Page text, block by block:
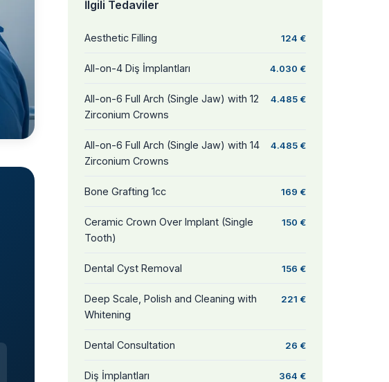
İlgili Tedaviler
Aesthetic Filling 124 €
All-on-4 Diş İmplantları 4.030 €
All-on-6 Full Arch (Single Jaw) with 12
Zirconium Crowns
4.485 €
All-on-6 Full Arch (Single Jaw) with 14
Zirconium Crowns
4.485 €
Bone Grafting 1cc 169 €
Ceramic Crown Over Implant (Single
Tooth)
150 €
Dental Cyst Removal 156 €
Deep Scale, Polish and Cleaning with
Whitening
221 €
Dental Consultation 26 €
Diş İmplantları 364 €